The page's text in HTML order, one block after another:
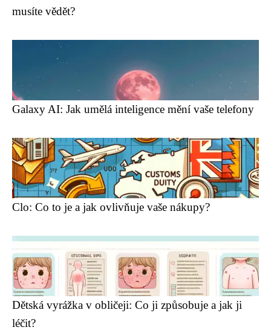
musíte vědět?
Galaxy AI: Jak umělá inteligence mění vaše telefony
Clo: Co to je a jak ovlivňuje vaše nákupy?
Dětská vyrážka v obličeji: Co ji způsobuje a jak ji
léčit?